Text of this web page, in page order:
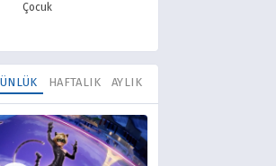
Çocuk
HAFTALIK AYLIK